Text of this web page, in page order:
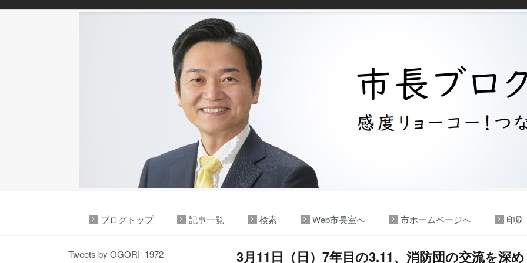
ブログトップ 記事一覧 検索 Web市長室へ 市ホームページへ 印刷
Tweets by OGORI_1972 3月11日（日）7年目の3.11、消防団の交流を深